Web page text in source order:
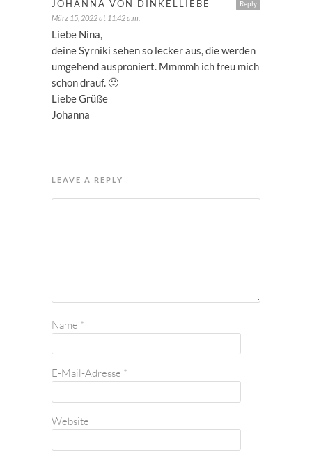
Reply
JOHANNA VON DINKELLIEBE
März 15, 2022 at 11:42 a.m.
Liebe Nina,
deine Syrniki sehen so lecker aus, die werden
umgehend ausproniert. Mmmmh ich freu mich
schon drauf. 🙂
Liebe Grüße
Johanna
LEAVE A REPLY
Name *
E-Mail-Adresse *
Website